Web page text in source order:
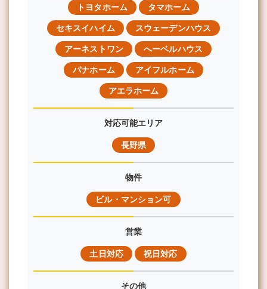
トヨタホーム タマホーム
セキスイハイム スウェーデンハウス
アーネストワン へーベルハウス
パナホーム アイフルホーム
アエラホーム
対応可能エリア
長野県
物件
ビル・マンション可
営業
土日対応 祝日対応
その他